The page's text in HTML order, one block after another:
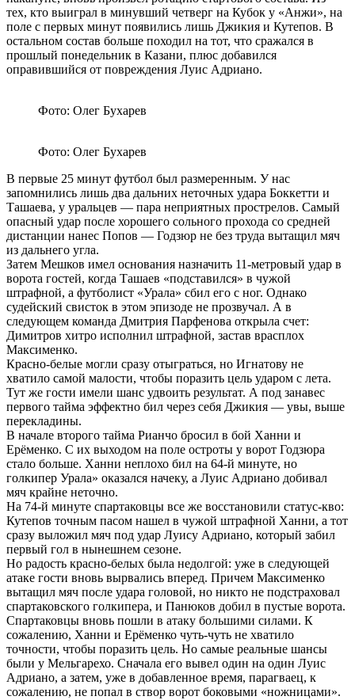
тех, кто выиграл в минувший четверг на Кубок у «Анжи», на
поле с первых минут появились лишь Джикия и Кутепов. В
остальном состав больше походил на тот, что сражался в
прошлый понедельник в Казани, плюс добавился
оправившийся от повреждения Луис Адриано.
Фото: Олег Бухарев
Фото: Олег Бухарев
В первые 25 минут футбол был размеренным. У нас
запомнились лишь два дальних неточных удара Боккетти и
Ташаева, у уральцев — пара неприятных прострелов. Самый
опасный удар после хорошего сольного прохода со средней
дистанции нанес Попов — Годзюр не без труда вытащил мяч
из дальнего угла.
Затем Мешков имел основания назначить 11-метровый удар в
ворота гостей, когда Ташаев «подставился» в чужой
штрафной, а футболист «Урала» сбил его с ног. Однако
судейский свисток в этом эпизоде не прозвучал. А в
следующем команда Дмитрия Парфенова открыла счет:
Димитров хитро исполнил штрафной, застав врасплох
Максименко.
Красно-белые могли сразу отыграться, но Игнатову не
хватило самой малости, чтобы поразить цель ударом с лета.
Тут же гости имели шанс удвоить результат. А под занавес
первого тайма эффектно бил через себя Джикия — увы, выше
перекладины.
В начале второго тайма Рианчо бросил в бой Ханни и
Ерёменко. С их выходом на поле остроты у ворот Годзюра
стало больше. Ханни неплохо бил на 64-й минуте, но
голкипер Урала» оказался начеку, а Луис Адриано добивал
мяч крайне неточно.
На 74-й минуте спартаковцы все же восстановили статус-кво:
Кутепов точным пасом нашел в чужой штрафной Ханни, а тот
сразу выложил мяч под удар Луису Адриано, который забил
первый гол в нынешнем сезоне.
Но радость красно-белых была недолгой: уже в следующей
атаке гости вновь вырвались вперед. Причем Максименко
вытащил мяч после удара головой, но никто не подстраховал
спартаковского голкипера, и Панюков добил в пустые ворота.
Спартаковцы вновь пошли в атаку большими силами. К
сожалению, Ханни и Ерёменко чуть-чуть не хватило
точности, чтобы поразить цель. Но самые реальные шансы
были у Мельгарехо. Сначала его вывел один на один Луис
Адриано, а затем, уже в добавленное время, парагваец, к
сожалению, не попал в створ ворот боковыми «ножницами».